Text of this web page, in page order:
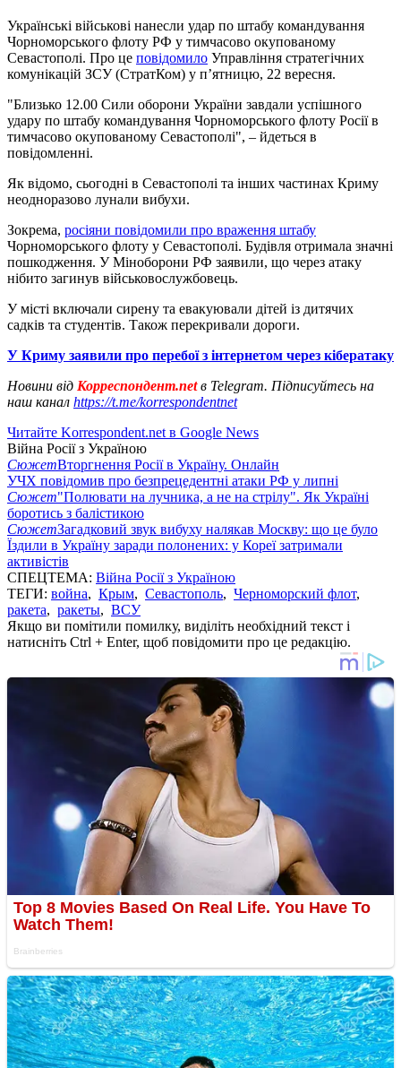
Українські військові нанесли удар по штабу командування
Чорноморського флоту РФ у тимчасово окупованому
Севастополі. Про це повідомило Управління стратегічних
комунікацій ЗСУ (СтратКом) у п’ятницю, 22 вересня.
"Близько 12.00 Сили оборони України завдали успішного
удару по штабу командування Чорноморського флоту Росії в
тимчасово окупованому Севастополі", – йдеться в
повідомленні.
Як відомо, сьогодні в Севастополі та інших частинах Криму
неодноразово лунали вибухи.
Зокрема, росіяни повідомили про враження штабу
Чорноморського флоту у Севастополі. Будівля отримала значні
пошкодження. У Міноборони РФ заявили, що через атаку
нібито загинув військовослужбовець.
У місті включали сирену та евакуювали дітей із дитячих
садків та студентів. Також перекривали дороги.
У Криму заявили про перебої з інтернетом через кібератаку
Новини від Корреспондент.netв Telegram. Підписуйтесь на
наш канал https://t.me/korrespondentnet
Читайте Korrespondent.net в Google News
Війна Росії з Україною
СюжетВторгнення Росії в Україну. Онлайн
УЧХ повідомив про безпрецедентні атаки РФ у липні
Сюжет"Полювати на лучника, а не на стрілу". Як Україні
боротись з балістикою
СюжетЗагадковий звук вибуху налякав Москву: що це було
Їздили в Україну заради полонених: у Кореї затримали
активістів
СПЕЦТЕМА: Війна Росії з Україною
ТЕГИ: война, Крым, Севастополь, Черноморский флот,
ракета, ракеты, ВСУ
Якщо ви помітили помилку, виділіть необхідний текст і
натисніть Ctrl + Enter, щоб повідомити про це редакцію.